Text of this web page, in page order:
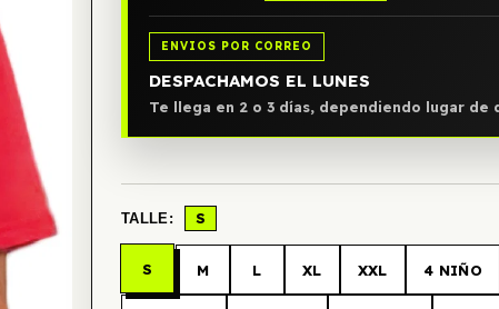
ENVIOS POR CORREO
DESPACHAMOS EL LUNES
Te llega en 2 o 3 días, dependiendo lugar de
TALLE: S
S M L XL XXL 4 NIÑO